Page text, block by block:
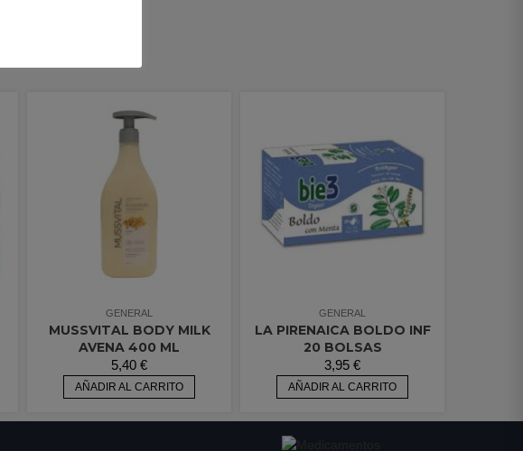
GENERAL
MUSSVITAL BODY MILK
AVENA 400 ML
5,40 €
AÑADIR AL CARRITO
GENERAL
LA PIRENAICA BOLDO INF
20 BOLSAS
3,95 €
AÑADIR AL CARRITO